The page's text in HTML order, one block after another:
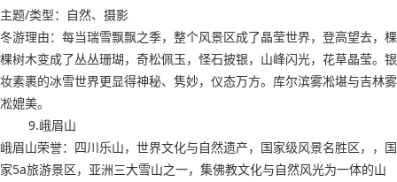
主题/类型：自然、摄影
冬游理由：每当瑞雪飘飘之季，整个风景区成了晶莹世界，登高望去，棵
棵树木变成了丛丛珊瑚，奇松佩玉，怪石披银，山峰闪光，花草晶莹。银
妆素裹的冰雪世界更显得神秘、隽妙，仪态万方。库尔滨雾凇堪与吉林雾
凇媲美。
9.峨眉山
峨眉山荣誉：四川乐山，世界文化与自然遗产，国家级风景名胜区，，国
家5a旅游景区，亚洲三大雪山之一，集佛教文化与自然风光为一体的山